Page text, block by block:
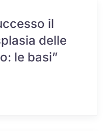
il
delle
le basi”